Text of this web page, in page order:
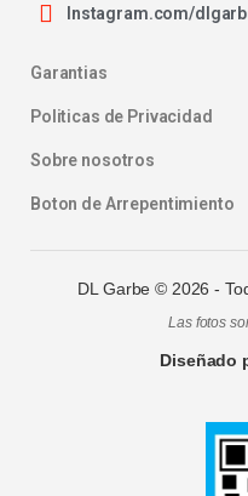
Instagram.com/
Garantias
Politicas de Privacidad
Sobre nosotros
Boton de Arrepentimiento
DL Garbe © 2026 -
Las fotos
Diseñado